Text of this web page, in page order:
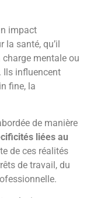
impact
santé, qu’il
charge mentale ou
Ils influencent
fine, la
de manière
liées au
de ces réalités
de travail, du